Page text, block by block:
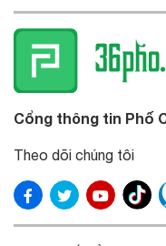
Cổng thông tin Phố
Theo dõi chúng tôi